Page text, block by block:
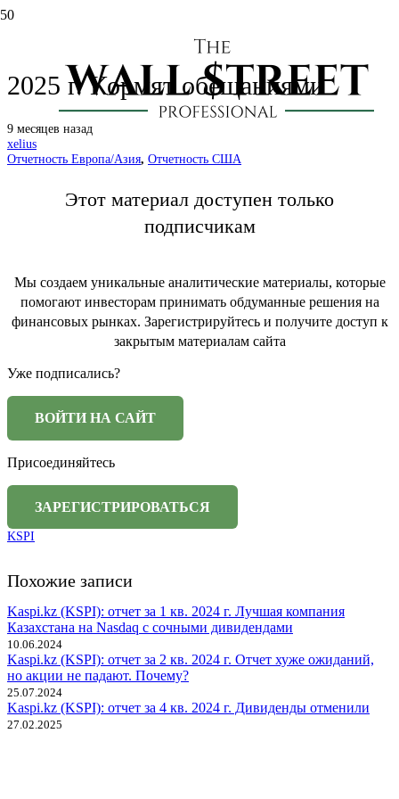
Kaspi.kz (KSPI): отчет за 3 кв.
2025 г. Кормят обещаниями
9 месяцев назад
xelius
Отчетность Европа/Азия, Отчетность США
Этот материал доступен только
подписчикам
Мы создаем уникальные аналитические материалы, которые
помогают инвесторам принимать обдуманные решения на
финансовых рынках. Зарегистрируйтесь и получите доступ к
закрытым материалам сайта
Уже подписались?
Присоединяйтесь
KSPI
Похожие записи
Kaspi.kz (KSPI): отчет за 1 кв. 2024 г. Лучшая компания
Казахстана на Nasdaq с сочными дивидендами
10.06.2024
Kaspi.kz (KSPI): отчет за 2 кв. 2024 г. Отчет хуже ожиданий,
но акции не падают. Почему?
25.07.2024
Kaspi.kz (KSPI): отчет за 4 кв. 2024 г. Дивиденды отменили
27.02.2025